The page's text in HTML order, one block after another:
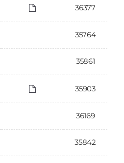
36377
35764
35861
35903
36169
35842